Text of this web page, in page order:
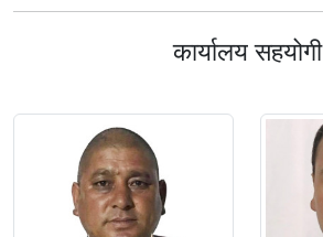
कार्यालय सहयोगी